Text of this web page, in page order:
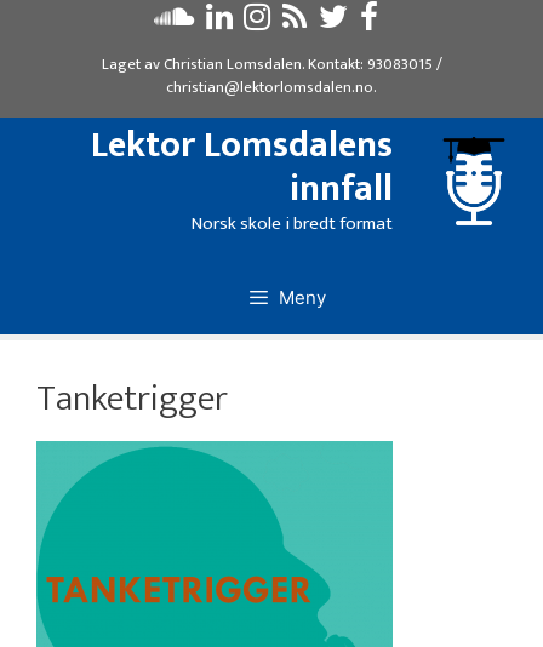
Laget avChristian Lomsdalen. Kontakt: 93083015/
christian@lektorlomsdalen.no.
Lektor Lomsdalens
innfall
Norsk skole i bredt format
Meny
Tanketrigger